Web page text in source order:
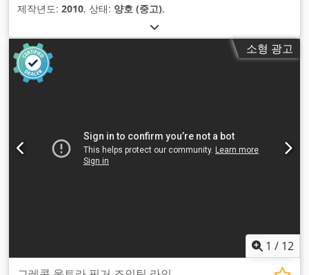
제작년도: 2010, 상태: 양호 (중고),
소형 광고
1 / 12